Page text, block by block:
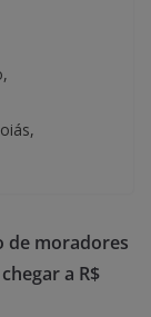
de moradores
a R$